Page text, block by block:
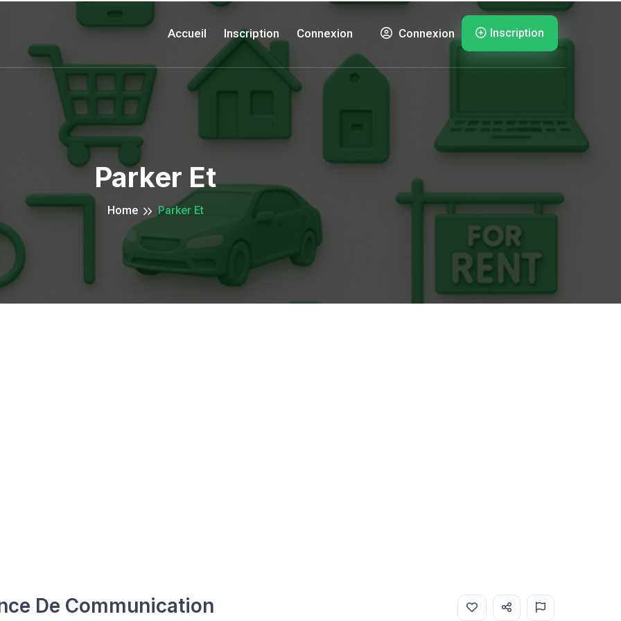
Accueil Inscription Connexion Connexion Inscription
Parker Et
Home Parker Et
De Communication